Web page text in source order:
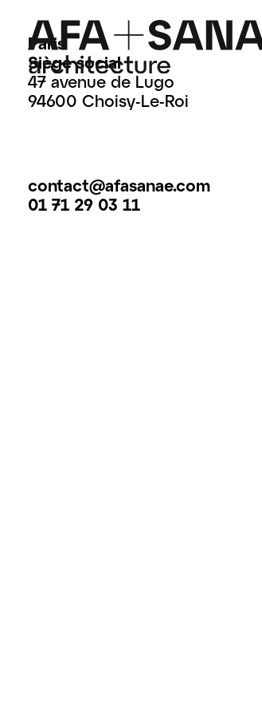
Paris
Siège social
47 avenue de Lugo
94600 Choisy-Le-Roi
contact@afasanae.com
01 71 29 03 11